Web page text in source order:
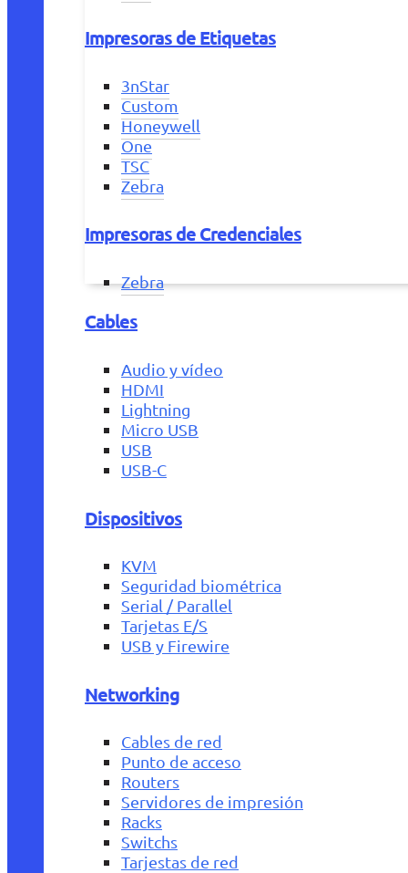
Impresoras de Etiquetas
3nStar
Custom
Honeywell
One
TSC
Zebra
Impresoras de Credenciales
Zebra
Cables
Audio y vídeo
HDMI
Lightning
Micro USB
USB
USB-C
Dispositivos
KVM
Seguridad biométrica
Serial / Parallel
Tarjetas E/S
USB y Firewire
Networking
Cables de red
Punto de acceso
Routers
Servidores de impresión
Racks
Switchs
Tarjestas de red